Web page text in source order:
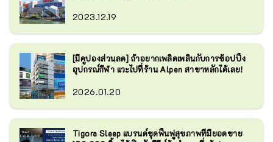
2023.12.19
[มีคูปองส่วนลด] ถ้าอยากเพลิดเพลินกับการช้อปปิ้ง
อุปกรณ์กีฬา แวะไปที่ร้าน Alpen สาขาหลักได้เลย!
2026.01.20
Tigora Sleep แบรนด์ชุดฟื้นฟูสุขภาพที่มียอดขาย